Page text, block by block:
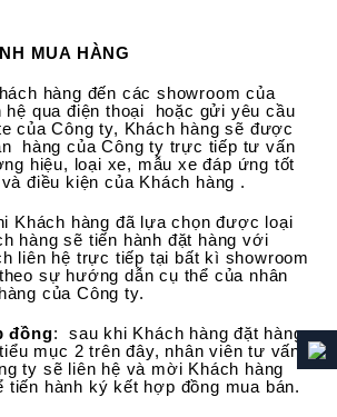
MUA HÀNG
hàng đến các showroom của
hệ qua điện thoại hoặc gửi yêu cầu
của Công ty, Khách hàng sẽ được
hàng của Công ty trực tiếp tư vấn
hiệu, loại xe, mẫu xe đáp ứng tốt
điều kiện của Khách hàng .
Khách hàng đã lựa chọn được loại
hàng sẽ tiến hành đặt hàng với
liên hệ trực tiếp tại bất kì showroom
sự hướng dẫn cụ thể của nhân
của Công ty.
đồng: sau khi Khách hàng đặt hàng
mục 2 trên đây, nhân viên tư vấn
ty sẽ liên hệ và mời Khách hàng
tiến hành ký kết hợp đồng mua bán.